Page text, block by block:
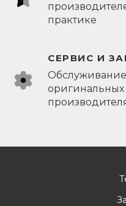
практике
СЕРВИС И
оригинальных